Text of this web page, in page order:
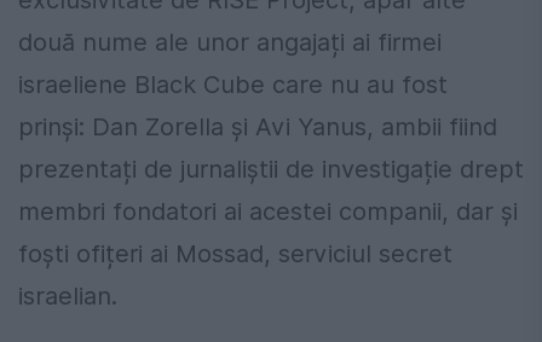
două nume ale unor angajați ai firmei
israeliene Black Cube care nu au fost
prinși: Dan Zorella și Avi Yanus, ambii fiind
prezentați de jurnaliștii de investigație drept
membri fondatori ai acestei companii, dar și
foști ofițeri ai Mossad, serviciul secret
israelian.